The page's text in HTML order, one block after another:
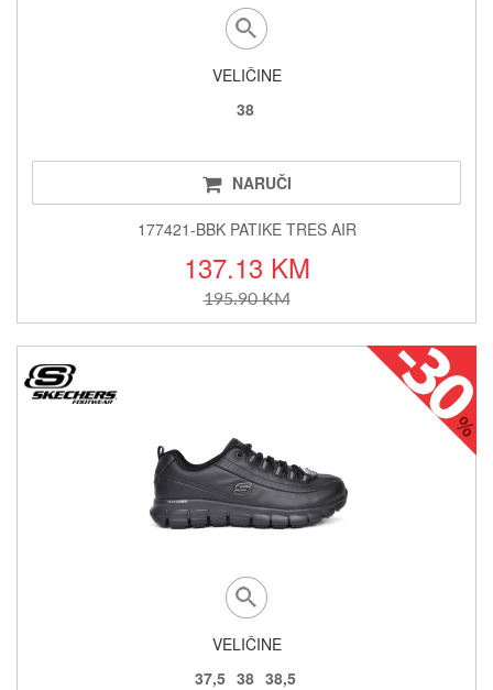
VELIČINE
38
NARUČI
177421-BBK PATIKE TRES AIR
137.13 KM
195.90 KM
VELIČINE
37,5 38 38,5